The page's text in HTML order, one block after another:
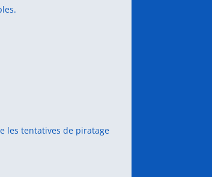
les tentatives de piratage